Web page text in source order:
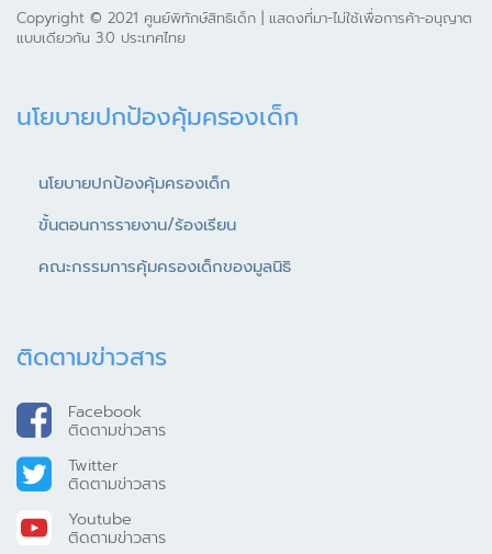
Copyright © 2021 ศูนย์พิทักษ์สิทธิเด็ก | แสดงที่มา-ไม่ใช้เพื่อการค้า-อนุญาต
แบบเดียวกัน 3.0 ประเทศไทย
นโยบายปกป้องคุ้มครองเด็ก
นโยบายปกป้องคุ้มครองเด็ก
ขั้นตอนการรายงาน/ร้องเรียน
คณะกรรมการคุ้มครองเด็กของมูลนิธิ
ติดตามข่าวสาร
Facebook
ติดตามข่าวสาร
Twitter
ติดตามข่าวสาร
Youtube
ติดตามข่าวสาร